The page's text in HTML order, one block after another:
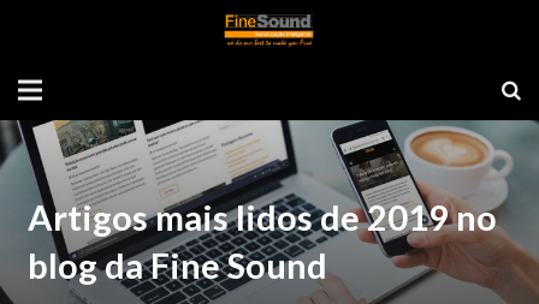
Artigos mais lidos de 2019 no
blog da Fine Sound